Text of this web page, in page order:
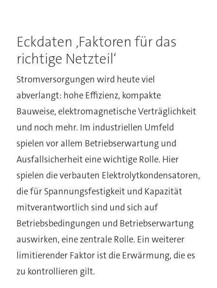
Eckdaten ‚Faktoren für das
richtige Netzteil‘
Stromversorgungen wird heute viel
abverlangt: hohe Effizienz, kompakte
Bauweise, elektromagnetische Verträglichkeit
und noch mehr. Im industriellen Umfeld
spielen vor allem Betriebserwartung und
Ausfallsicherheit eine wichtige Rolle. Hier
spielen die verbauten Elektrolytkondensatoren,
die für Spannungsfestigkeit und Kapazität
mitverantwortlich sind und sich auf
Betriebsbedingungen und Betriebserwartung
auswirken, eine zentrale Rolle. Ein weiterer
limitierender Faktor ist die Erwärmung, die es
zu kontrollieren gilt.